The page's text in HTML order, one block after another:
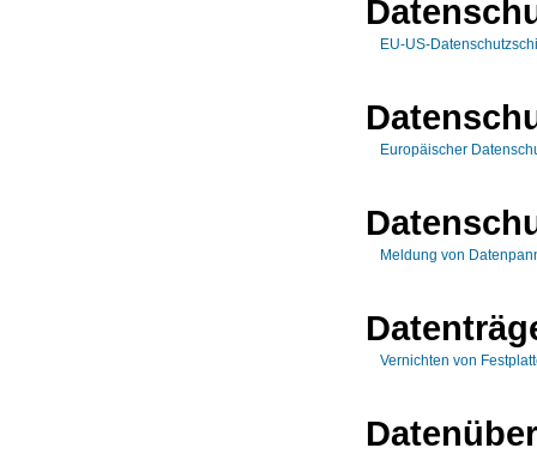
EU-US-
Europäischer
Meldung von
Vernichten von